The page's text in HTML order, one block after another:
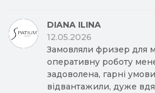
DIANA ILINA
12.05.2026
Замовляли фризер для
оперативну роботу
задоволена, гарні
відвантажили, дуже